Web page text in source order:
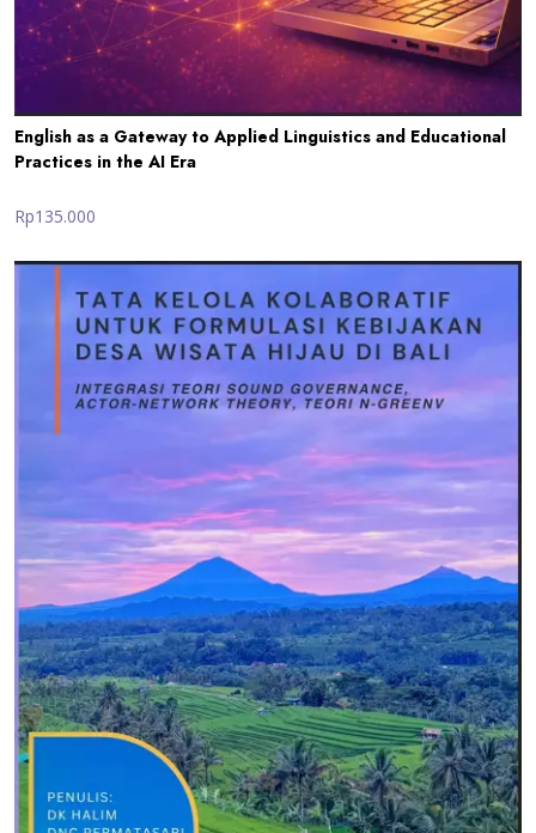
English as a Gateway to Applied Linguistics and Educational
Practices in the AI Era
Rp135.000